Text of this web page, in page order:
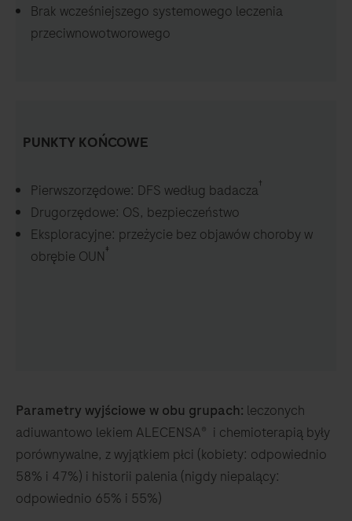
Brak wcześniejszego systemowego leczenia
przeciwnowotworowego
PUNKTY KOŃCOWE
Pierwszorzędowe: DFS według badacza†
Drugorzędowe: OS, bezpieczeństwo
Eksploracyjne: przeżycie bez objawów choroby w
obrębie OUN‡
Parametry wyjściowe w obu grupach: leczonych
adiuwantowo lekiem ALECENSA® i chemioterapią były
porównywalne, z wyjątkiem płci (kobiety: odpowiednio
58% i 47%) i historii palenia (nigdy niepalący:
odpowiednio 65% i 55%)